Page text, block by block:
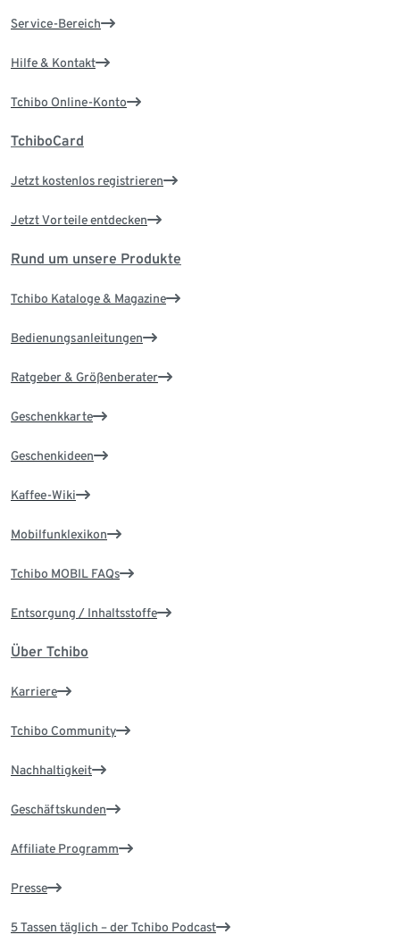
Service-Bereich
Hilfe & Kontakt
Tchibo Online-Konto
TchiboCard
Jetzt kostenlos registrieren
Jetzt Vorteile entdecken
Rund um unsere Produkte
Tchibo Kataloge & Magazine
Bedienungsanleitungen
Ratgeber & Größenberater
Geschenkkarte
Geschenkideen
Kaffee-Wiki
Mobilfunklexikon
Tchibo MOBIL FAQs
Entsorgung / Inhaltsstoffe
Über Tchibo
Karriere
Tchibo Community
Nachhaltigkeit
Geschäftskunden
Affiliate Programm
Presse
5 Tassen täglich – der Tchibo Podcast